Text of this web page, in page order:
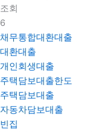
조회
6
채무통합대환대출
대환대출
개인회생대출
주택담보대출한도
주택담보대출
자동차담보대출
빈집